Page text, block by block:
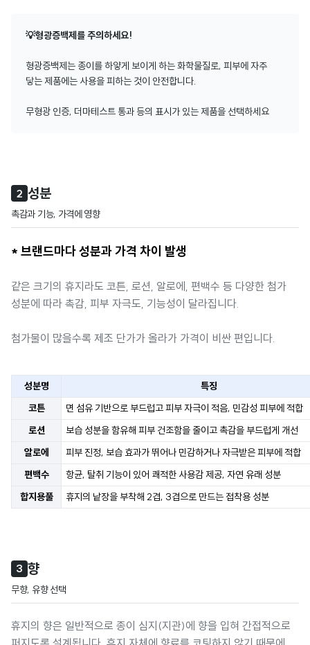
💡형광증백제를 주의하세요!
형광증백제는 종이를 하얗게 보이게 하는 화학물질로, 피부에 자주
닿는 제품에는 사용을 피하는 것이 안전합니다.
무형광 인증, 더마테스트 통과 등의 표시가 있는 제품을 선택하세요
2 성분
촉감과 기능, 가격에 영향
* 브랜드마다 성분과 가격 차이 발생
같은 크기의 휴지라도 코튼, 로션, 알로에, 편백수 등 다양한 첨가
성분에 따라 촉감, 피부 자극도, 기능성이 달라집니다.
첨가물이 많을수록 제조 단가가 올라가 가격이 비싼 편입니다.
성분명
특징
코튼
면 섬유 기반으로 부드럽고 피부 자극이 적음, 민감성 피부에 적합
로션
보습 성분을 함유해 피부 건조함을 줄이고 촉감을 부드럽게 개선
알로에
피부 진정, 보습 효과가 뛰어나 민감하거나 자극받은 피부에 적합
편백수
항균, 탈취 기능이 있어 쾌적한 사용감 제공, 자연 유래 성분
합지용풀
휴지의 낱장을 부착해 2겹, 3겹으로 만드는 접착용 성분
3 향
무향, 유향 선택
휴지의 향은 일반적으로 종이 심지(지관)에 향을 입혀 간접적으로